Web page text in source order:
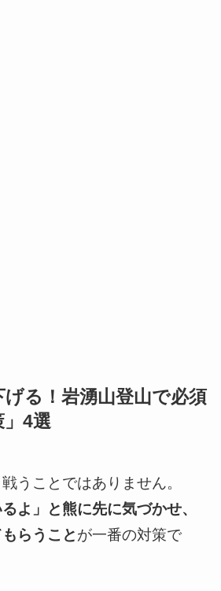
る！岩湧山登山で必須
」4選
うことではありません。
よ」と熊に先に気づかせ、
らうことが一番の対策で